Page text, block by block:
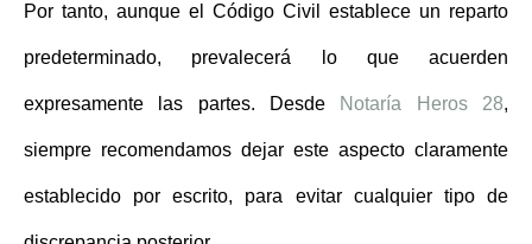
Por tanto, aunque el Código Civil establece un reparto
predeterminado, prevalecerá lo que acuerden
expresamente las partes. Desde Notaría Heros 28,
siempre recomendamos dejar este aspecto claramente
establecido por escrito, para evitar cualquier tipo de